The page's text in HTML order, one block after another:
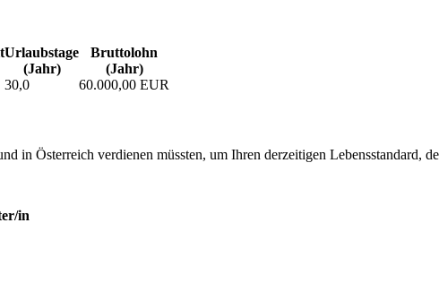
Urlaubs­tage
(Jahr)
Bruttolohn
(Jahr)
30,0 60.000,00 EUR
in Österreich verdienen müssten, um Ihren derzeitigen Lebensstandard,
in